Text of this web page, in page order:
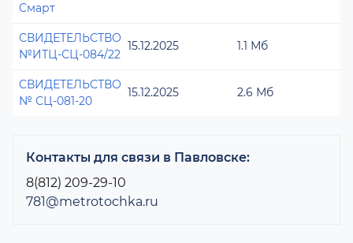
Смарт
СВИДЕТЕЛЬСТВО
№ИТЦ-СЦ-084/22
15.12.2025 1.1 Мб
СВИДЕТЕЛЬСТВО
№ СЦ-081-20
15.12.2025 2.6 Мб
Контакты для связи в Павловске:
8(812) 209-29-10
781@metrotochka.ru